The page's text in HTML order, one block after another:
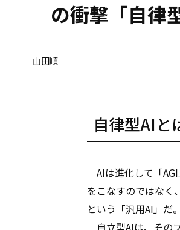
の衝撃「自律
山田順
自律型AIと
AIは進化して「
をこなすのではなく
という「汎用AI」だ。
自立型AIは、その